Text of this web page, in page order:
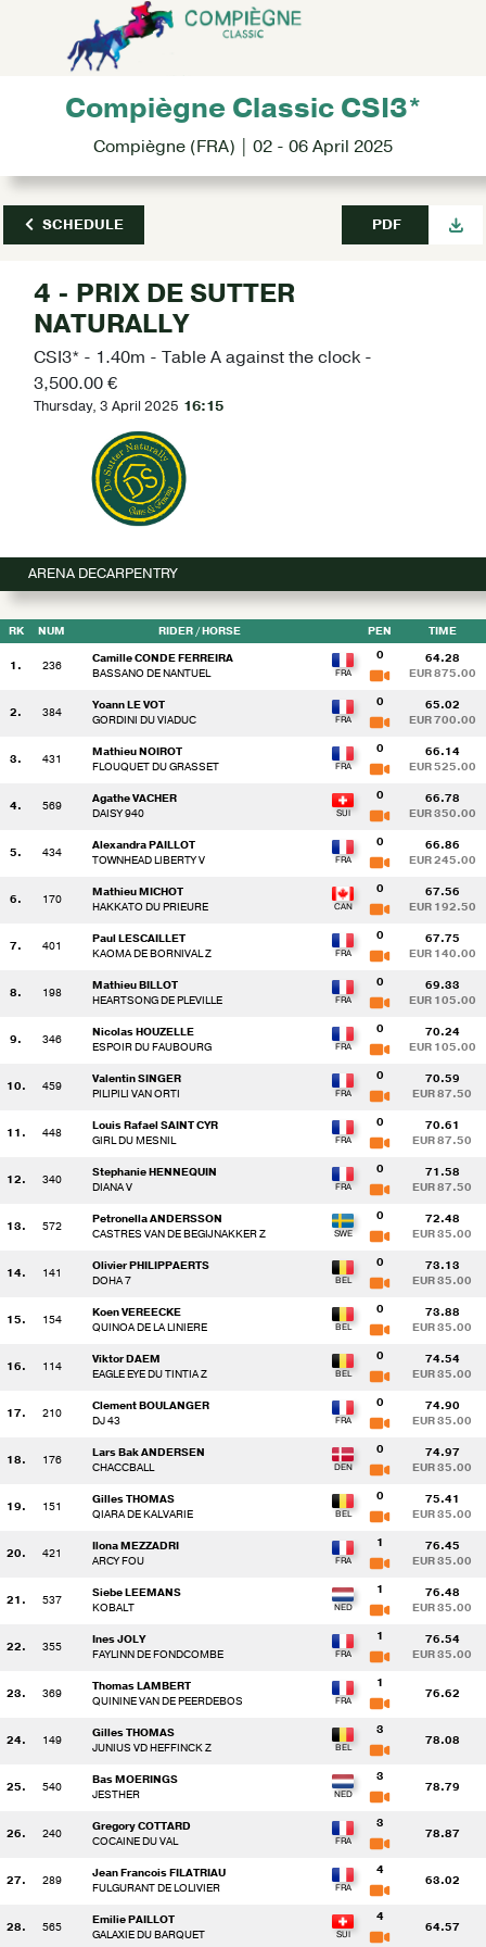
Compiègne Classic CSI3*
Compiègne (FRA) | 02 - 06 April 2025
SCHEDULE PDF
4 - PRIX DE SUTTER
NATURALLY
CSI3* - 1.40m - Table A against the clock -
3,500.00 €
Thursday, 3 April 2025 16:15
ARENA DECARPENTRY
RK NUM RIDER / HORSE PEN TIME
1. 236
Camille CONDE FERREIRA
BASSANO DE NANTUEL
0 64.28
EUR 875.00
2. 384
Yoann LE VOT
GORDINI DU VIADUC
0 65.02
EUR 700.00
3. 431
Mathieu NOIROT
FLOUQUET DU GRASSET
0 66.14
EUR 525.00
4. 569
Agathe VACHER
DAISY 940
0 66.78
EUR 350.00
5. 434
Alexandra PAILLOT
TOWNHEAD LIBERTY V
0 66.86
EUR 245.00
6. 170
Mathieu MICHOT
HAKKATO DU PRIEURE
0 67.56
EUR 192.50
7. 401
Paul LESCAILLET
KAOMA DE BORNIVAL Z
0 67.75
EUR 140.00
8. 198
Mathieu BILLOT
HEARTSONG DE PLEVILLE
0 69.33
EUR 105.00
9. 346
Nicolas HOUZELLE
ESPOIR DU FAUBOURG
0 70.24
EUR 105.00
10. 459
Valentin SINGER
PILIPILI VAN ORTI
0 70.59
EUR 87.50
11. 448
Louis Rafael SAINT CYR
GIRL DU MESNIL
0 70.61
EUR 87.50
12. 340
Stephanie HENNEQUIN
DIANA V
0 71.58
EUR 87.50
13. 572
Petronella ANDERSSON
CASTRES VAN DE BEGIJNAKKER Z
0 72.48
EUR 35.00
14. 141
Olivier PHILIPPAERTS
DOHA 7
0 73.13
EUR 35.00
15. 154
Koen VEREECKE
QUINOA DE LA LINIERE
0 73.88
EUR 35.00
16. 114
Viktor DAEM
EAGLE EYE DU TINTIA Z
0 74.54
EUR 35.00
17. 210
Clement BOULANGER
DJ 43
0 74.90
EUR 35.00
18. 176
Lars Bak ANDERSEN
CHACCBALL
0 74.97
EUR 35.00
19. 151
Gilles THOMAS
QIARA DE KALVARIE
0 75.41
EUR 35.00
20. 421
Ilona MEZZADRI
ARCY FOU
1 76.45
EUR 35.00
21. 537
Siebe LEEMANS
KOBALT
1 76.48
EUR 35.00
22. 355
Ines JOLY
FAYLINN DE FONDCOMBE
1 76.54
EUR 35.00
23. 369
Thomas LAMBERT
QUININE VAN DE PEERDEBOS
1
76.62
24. 149
Gilles THOMAS
JUNIUS VD HEFFINCK Z
3
78.08
25. 540
Bas MOERINGS
JESTHER
3
78.79
26. 240
Gregory COTTARD
COCAINE DU VAL
3
78.87
27. 289
Jean Francois FILATRIAU
FULGURANT DE LOLIVIER
4
63.02
28. 565
Emilie PAILLOT
GALAXIE DU BARQUET
4
64.57